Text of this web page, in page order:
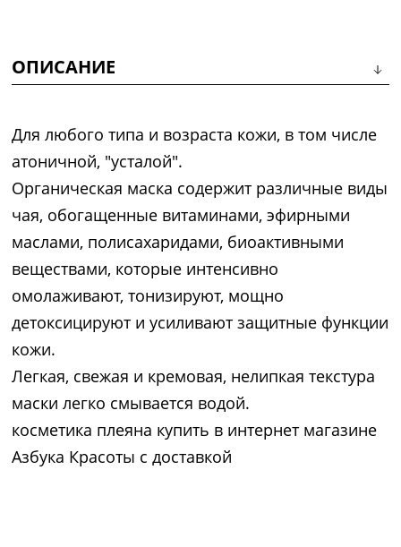
ОПИСАНИЕ
Для любого типа и возраста кожи, в том числе
атоничной, "усталой".
Органическая маска содержит различные виды
чая, обогащенные витаминами, эфирными
маслами, полисахаридами, биоактивными
веществами, которые интенсивно
омолаживают, тонизируют, мощно
детоксицируют и усиливают защитные функции
кожи.
Легкая, свежая и кремовая, нелипкая текстура
маски легко смывается водой.
косметика плеяна купить в интернет магазине
Азбука Красоты с доставкой